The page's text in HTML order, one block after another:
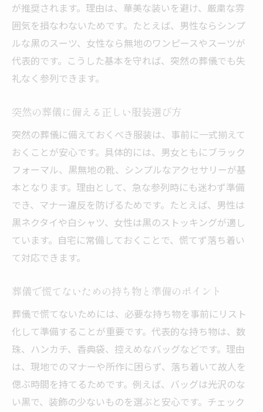
親族女性の葬儀服装マナーと実践例
葬式でNGな女性の服装や小物を解説
男性の葬儀服装の基本もあわせて確認
男性が押さえたい葬儀服装の基本と注意点
男性の葬儀服装と靴選びで気をつけること
葬儀で避けるべき男性のNGファッション例
ネクタイや靴下の色にも注意したいポイン
ト
親族男性が意識したい服装マナー
葬儀でのアクセサリーの扱い方に続く解説
葬儀でNGな服装と正しいアクセサリー選び
葬儀で絶対に避けたいNGな服装例とは
ふさわしい葬儀のアクセサリー選びの基本
服装マナー違反にならないコーディネート
葬式で控えるべき小物やデザインの特徴
アクセサリーの素材や色に関する注意点
お通夜や仕事帰りにも役立つ服装術へ
お通夜や仕事帰りにも対応できる服装術
葬儀やお通夜で使えるシンプルな服装選び
が推奨されます。理由は、華美な装いを避け、厳粛な雰
囲気を損なわないためです。たとえば、男性ならシンプ
ルな黒のスーツ、女性なら無地のワンピースやスーツが
代表的です。こうした基本を守れば、突然の葬儀でも失
礼なく参列できます。
突然の葬儀に備える正しい服装選び方
突然の葬儀に備えておくべき服装は、事前に一式揃えて
おくことが安心です。具体的には、男女ともにブラック
フォーマル、黒無地の靴、シンプルなアクセサリーが基
本となります。理由として、急な参列時にも迷わず準備
でき、マナー違反を防げるためです。たとえば、男性は
黒ネクタイや白シャツ、女性は黒のストッキングが適し
ています。自宅に常備しておくことで、慌てず落ち着い
て対応できます。
葬儀で慌てないための持ち物と準備のポイント
葬儀で慌てないためには、必要な持ち物を事前にリスト
化して準備することが重要です。代表的な持ち物は、数
珠、ハンカチ、香典袋、控えめなバッグなどです。理由
は、現地でのマナーや所作に困らず、落ち着いて故人を
偲ぶ時間を持てるためです。例えば、バッグは光沢のな
い黒で、装飾の少ないものを選ぶと安心です。チェック